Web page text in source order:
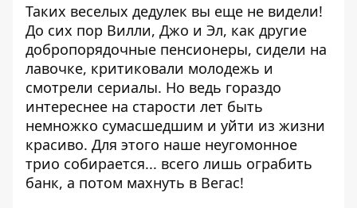
Таких веселых дедулек вы еще не видели!
До сих пор Вилли, Джо и Эл, как другие
добропорядочные пенсионеры, сидели на
лавочке, критиковали молодежь и
смотрели сериалы. Но ведь гораздо
интереснее на старости лет быть
немножко сумасшедшим и уйти из жизни
красиво. Для этого наше неугомонное
трио собирается... всего лишь ограбить
банк, а потом махнуть в Вегас!